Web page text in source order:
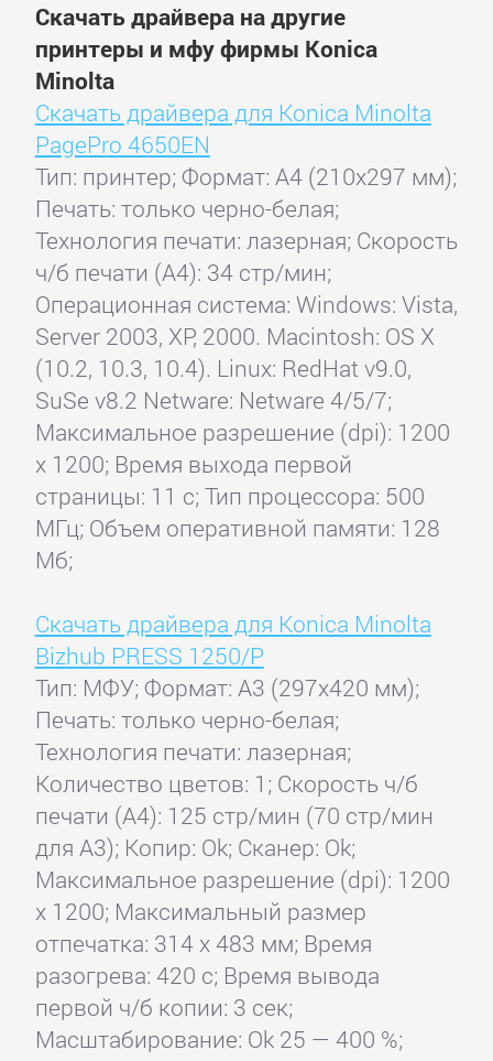
Скачать драйвера на другие
принтеры и мфу фирмы Konica
Minolta
Скачать драйвера для Konica Minolta
PagePro 4650EN
Тип: принтер; Формат: A4 (210x297 мм);
Печать: только черно-белая;
Технология печати: лазерная; Скорость
ч/б печати (А4): 34 стр/мин;
Операционная система: Windows: Vista,
Server 2003, XP, 2000. Macintosh: OS X
(10.2, 10.3, 10.4). Linux: RedHat v9.0,
SuSe v8.2 Netware: Netware 4/5/7;
Максимальное разрешение (dpi): 1200
x 1200; Время выхода первой
страницы: 11 с; Тип процессора: 500
МГц; Объем оперативной памяти: 128
Мб;
Скачать драйвера для Konica Minolta
Bizhub PRESS 1250/P
Тип: МФУ; Формат: A3 (297x420 мм);
Печать: только черно-белая;
Технология печати: лазерная;
Количество цветов: 1; Скорость ч/б
печати (А4): 125 стр/мин (70 стр/мин
для А3); Копир: Ok; Сканер: Ok;
Максимальное разрешение (dpi): 1200
x 1200; Максимальный размер
отпечатка: 314 x 483 мм; Время
разогрева: 420 с; Время вывода
первой ч/б копии: 3 сек;
Масштабирование: Ok 25 — 400 %;